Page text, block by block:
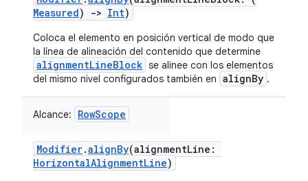
Measured) -> Int)
Coloca el elemento en posición vertical de modo que
la línea de alineación del contenido que determine
alignmentLineBlock se alinee con los elementos
del mismo nivel configurados también en alignBy .
Alcance: RowScope
Modifier.alignBy(alignmentLine:
HorizontalAlignmentLine)